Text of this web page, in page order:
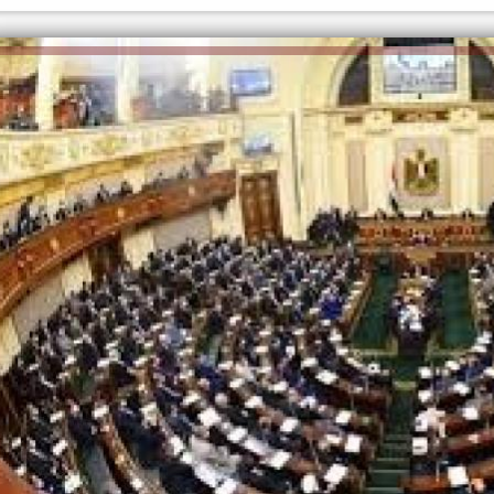
إلهام شرشر تكتب: دي مبقتش كورة..
دي سياسة
الكاتبة إلهام شرشر تهنئ الرئيس
السيسي بعيد ميلاده وتُشيد بجهوده
في بناء الدولة